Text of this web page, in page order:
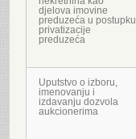
djelova imovine
preduzeća u postupku
privatizacije
preduzeća
Uputstvo o izboru,
imenovanju i
izdavanju dozvola
aukcionerima